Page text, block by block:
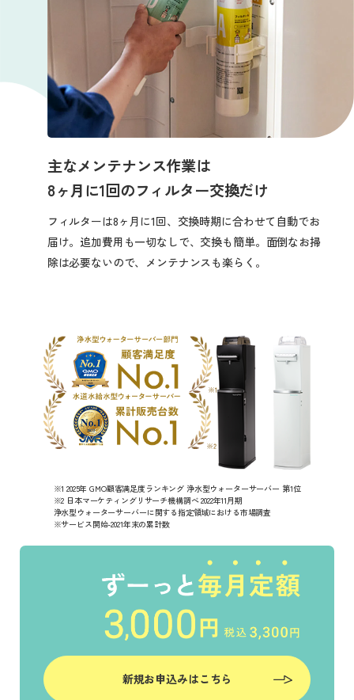
主なメンテナンス作業は
8ヶ月に1回のフィルター交換だけ
フィルターは8ヶ月に1回、交換時期に合わせて自動でお
届け。追加費用も一切なしで、交換も簡単。 面倒なお掃
除は必要ないので、メンテナンスも楽らく。
※1 2025年 GMO顧客満足度ランキング 浄水型ウォーターサーバー 第1位
※2 日本マーケティングリサーチ機構調べ 2022年11月期
浄水型ウォーターサーバーに関する指定領域における市場調査
※サービス開始-2021年末の累計数
新規お申込みはこちら